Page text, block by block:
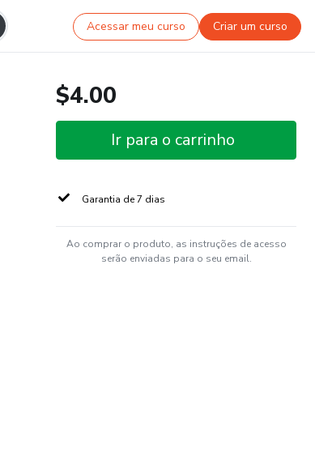
Acessar meu curso Criar um curso
$4.00
Ir para o carrinho
Garantia de 7 dias
Ao comprar o produto, as instruções de acesso
serão enviadas para o seu email.